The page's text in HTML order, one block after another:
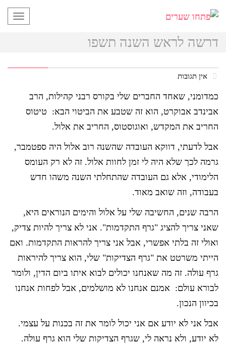
דרשה לראש השנה תשפו
אין תגובות
כמדומני, שאחד החברים שלי בקורס רבני קהילות, הרב
אבינדב אבוקרט, הוא זה שטבע את הביטוי הבא: טיטוס
החריב את המקדש, ואוגוסטוס, החריב את אלול.
אבל לדעתי, דווקא העובדה שהשנה רוב אלול היה ספטמבר,
גרמה לכך שלא היה לי זמן לחוות אלול. זה לא רק העומס
הלימודי, אלא גם העובדה שהתחלתי השנה משהו חדש
בעבודה, וזה שואב מאוד.
הרבה שנים, החשיבה שלי על אלול והימים הנוראים היא,
שאני צריך להציג "גרף התקדמות". אני לא צריך להיות צדיק,
ואולי זה בלתי אפשרי, אבל אני צריך להראות התקדמות. ואם
הייתי משרטט את "גרף הצדיקות" שלי, הוא צריך להיראות
גרף עולה. זה מה שאנחנו יכולים לבוא איתו ביום הדין, ולומר
לבורא עולם: אמנם אנחנו לא מושלמים, אבל לפחות אנחנו
בכיוון הנכון.
אבל אני לא יודע אם אני יכול לומר את זה בכנות על עצמי.
לא יודע, ולא נראה לי, שגרף הצדיקות שלי הוא גרף עולה.